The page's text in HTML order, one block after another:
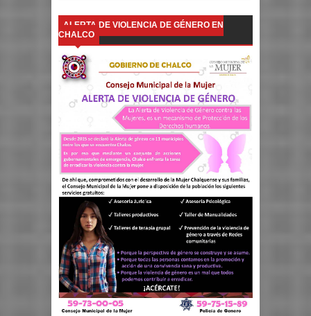
ALERTA DE VIOLENCIA DE GÉNERO EN
CHALCO